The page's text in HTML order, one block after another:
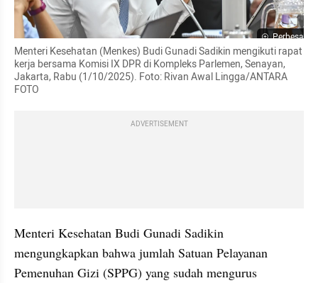
Perbesar
Menteri Kesehatan (Menkes) Budi Gunadi Sadikin mengikuti rapat
kerja bersama Komisi IX DPR di Kompleks Parlemen, Senayan,
Jakarta, Rabu (1/10/2025). Foto: Rivan Awal Lingga/ANTARA
FOTO
ADVERTISEMENT
Menteri Kesehatan Budi Gunadi Sadikin
mengungkapkan bahwa jumlah Satuan Pelayanan
Pemenuhan Gizi (SPPG) yang sudah mengurus